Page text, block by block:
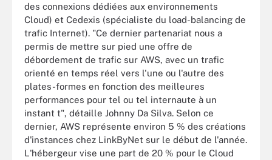
des connexions dédiées aux environnements
Cloud) et Cedexis (spécialiste du load-balancing de
trafic Internet). "Ce dernier partenariat nous a
permis de mettre sur pied une offre de
débordement de trafic sur AWS, avec un trafic
orienté en temps réel vers l'une ou l'autre des
plates-formes en fonction des meilleures
performances pour tel ou tel internaute à un
instant t", détaille Johnny Da Silva. Selon ce
dernier, AWS représente environ 5 % des créations
d'instances chez LinkByNet sur le début de l'année.
L'hébergeur vise une part de 20 % pour le Cloud